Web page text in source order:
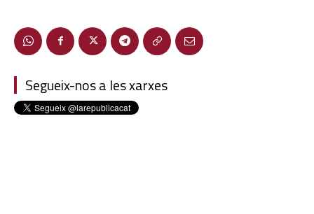
Segueix-nos a les xarxes